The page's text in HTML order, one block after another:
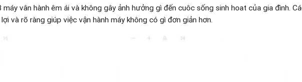
vân hành êm ái và không gây ảnh hưởng gì đến cuôc sống sinh hoat của gia đình.
và rõ ràng giúp việc vận hành máy không có gì đơn giản hơn.